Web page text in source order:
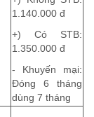
1.140.000 đ
+) Có STB:
1.350.000 đ
- Khuyến mại:
Đóng 6 tháng
dùng 7 tháng